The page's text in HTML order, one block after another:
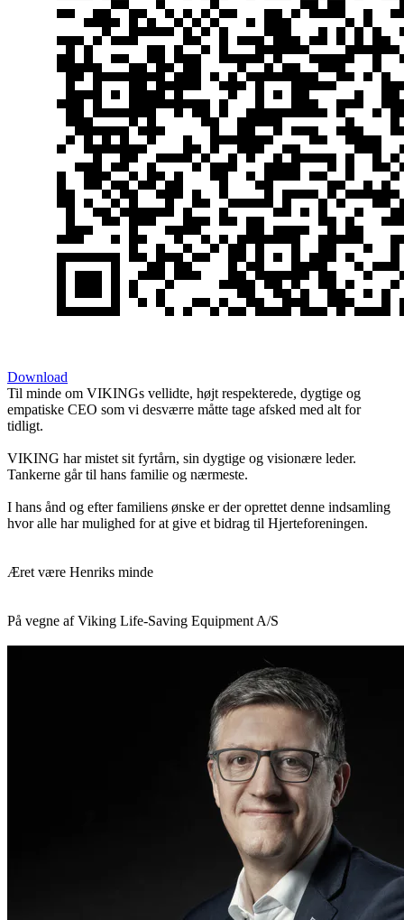
Download
Til minde om VIKINGs vellidte, højt respekterede, dygtige og
empatiske CEO som vi desværre måtte tage afsked med alt for
tidligt.
VIKING har mistet sit fyrtårn, sin dygtige og visionære leder.
Tankerne går til hans familie og nærmeste.
I hans ånd og efter familiens ønske er der oprettet denne indsamling
hvor alle har mulighed for at give et bidrag til Hjerteforeningen.
Æret være Henriks minde
På vegne af Viking Life-Saving Equipment A/S